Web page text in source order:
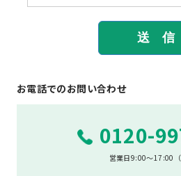
お電話でのお問い合わせ
0120-
営業日9:00～17:00（